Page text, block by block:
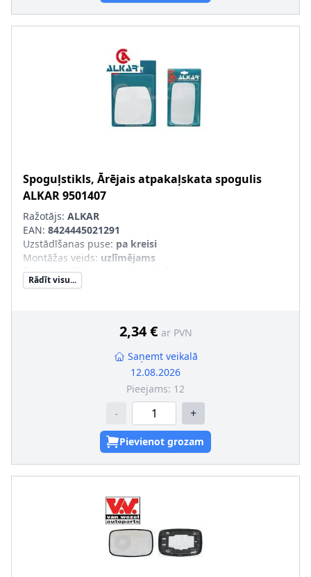
Spoguļstikls, Ārējais atpakaļskata spogulis
ALKAR9501407
Ražotājs: ALKAR
EAN: 8424445021291
Uzstādīšanas puse: pa kreisi
Montāžas veids: uzlīmējams
Ārējais-/Iekšējais spogulis
Rādīt visu...
2,34 € ar PVN
Saņemt veikalā
12.08.2026
Pieejams: 12
- +
Pievienot grozam